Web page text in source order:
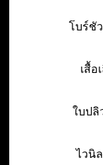
โบร์ชั
เสื้อ
ใบปลิ
ไวนิ